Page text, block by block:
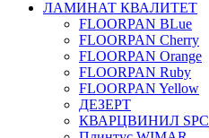
ЛАМИНАТ КВАЛИТЕТ
FLOORPAN BLue
FLOORPAN Cherry
FLOORPAN Orange
FLOORPAN Ruby
FLOORPAN Yellow
ДЕЗЕРТ
КВАРЦВИНИЛ SPC